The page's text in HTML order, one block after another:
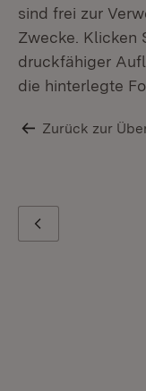
sind frei zur
Zwecke. Klicken
druckfähiger
die hinterlegte
Zurück zur